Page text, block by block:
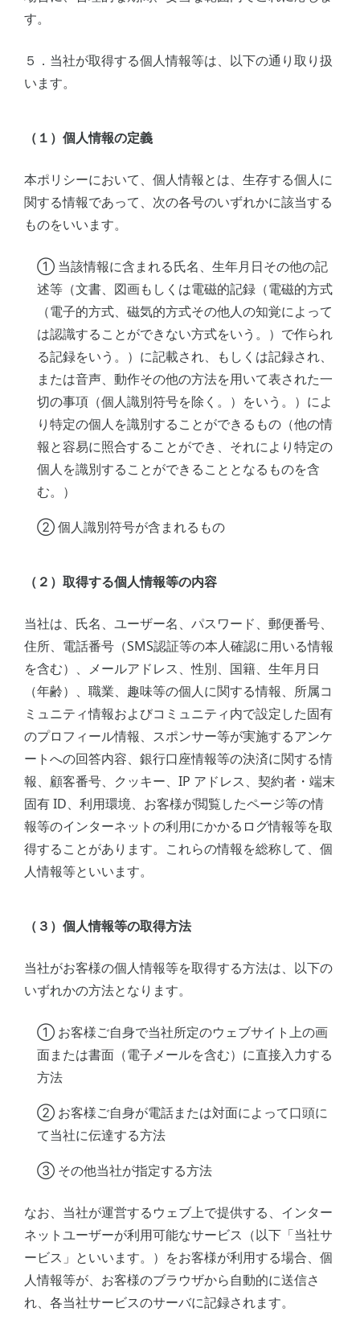
す。
５．当社が取得する個人情報等は、以下の通り取り扱
います。
（１）個人情報の定義
本ポリシーにおいて、個人情報とは、生存する個人に
関する情報であって、次の各号のいずれかに該当する
ものをいいます。
① 当該情報に含まれる氏名、生年月日その他の記
述等（文書、図画もしくは電磁的記録（電磁的方式
（電子的方式、磁気的方式その他人の知覚によって
は認識することができない方式をいう。）で作られ
る記録をいう。）に記載され、もしくは記録され、
または音声、動作その他の方法を用いて表された一
切の事項（個人識別符号を除く。）をいう。）によ
り特定の個人を識別することができるもの（他の情
報と容易に照合することができ、それにより特定の
個人を識別することができることとなるものを含
む。）
② 個人識別符号が含まれるもの
（２）取得する個人情報等の内容
当社は、氏名、ユーザー名、パスワード、郵便番号、
住所、電話番号（SMS認証等の本人確認に用いる情報
を含む）、メールアドレス、性別、国籍、生年月日
（年齢）、職業、趣味等の個人に関する情報、所属コ
ミュニティ情報およびコミュニティ内で設定した固有
のプロフィール情報、スポンサー等が実施するアンケ
ートへの回答内容、銀行口座情報等の決済に関する情
報、顧客番号、クッキー、IP アドレス、契約者・端末
固有 ID、利用環境、お客様が閲覧したページ等の情
報等のインターネットの利用にかかるログ情報等を取
得することがあります。これらの情報を総称して、個
人情報等といいます。
（３）個人情報等の取得方法
当社がお客様の個人情報等を取得する方法は、以下の
いずれかの方法となります。
① お客様ご自身で当社所定のウェブサイト上の画
面または書面（電子メールを含む）に直接入力する
方法
② お客様ご自身が電話または対面によって口頭に
て当社に伝達する方法
③ その他当社が指定する方法
なお、当社が運営するウェブ上で提供する、インター
ネットユーザーが利用可能なサービス（以下「当社サ
ービス」といいます。）をお客様が利用する場合、個
人情報等が、お客様のブラウザから自動的に送信さ
れ、各当社サービスのサーバに記録されます。